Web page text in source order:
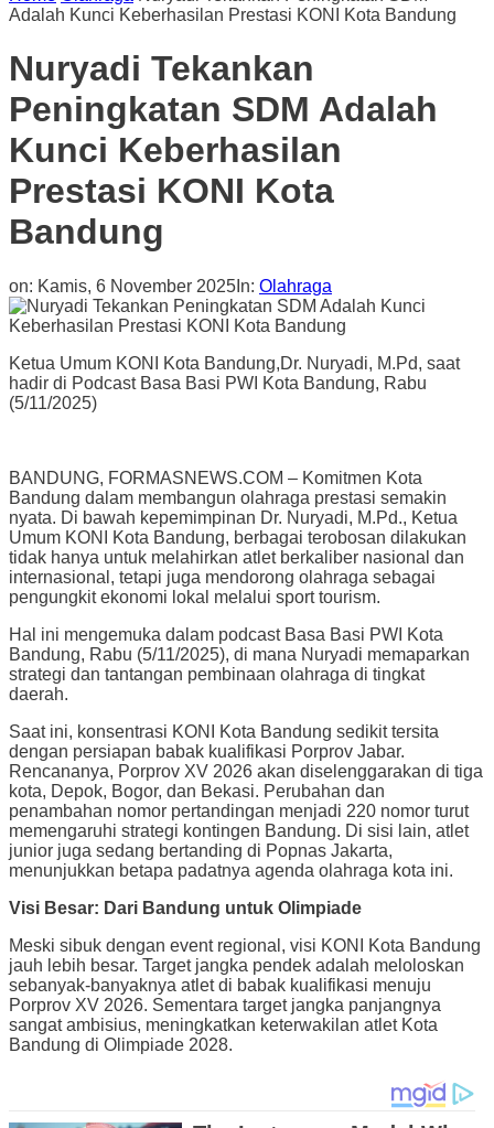
Adalah Kunci Keberhasilan Prestasi KONI Kota Bandung
Nuryadi Tekankan
Peningkatan SDM Adalah
Kunci Keberhasilan
Prestasi KONI Kota
Bandung
on: Kamis, 6 November 2025 In: Olahraga
Ketua Umum KONI Kota Bandung,Dr. Nuryadi, M.Pd, saat
hadir di Podcast Basa Basi PWI Kota Bandung, Rabu
(5/11/2025)
BANDUNG, FORMASNEWS.COM – Komitmen Kota
Bandung dalam membangun olahraga prestasi semakin
nyata. Di bawah kepemimpinan Dr. Nuryadi, M.Pd., Ketua
Umum KONI Kota Bandung, berbagai terobosan dilakukan
tidak hanya untuk melahirkan atlet berkaliber nasional dan
internasional, tetapi juga mendorong olahraga sebagai
pengungkit ekonomi lokal melalui sport tourism.
Hal ini mengemuka dalam podcast Basa Basi PWI Kota
Bandung, Rabu (5/11/2025), di mana Nuryadi memaparkan
strategi dan tantangan pembinaan olahraga di tingkat
daerah.
Saat ini, konsentrasi KONI Kota Bandung sedikit tersita
dengan persiapan babak kualifikasi Porprov Jabar.
Rencananya, Porprov XV 2026 akan diselenggarakan di tiga
kota, Depok, Bogor, dan Bekasi. Perubahan dan
penambahan nomor pertandingan menjadi 220 nomor turut
memengaruhi strategi kontingen Bandung. Di sisi lain, atlet
junior juga sedang bertanding di Popnas Jakarta,
menunjukkan betapa padatnya agenda olahraga kota ini.
Visi Besar: Dari Bandung untuk Olimpiade
Meski sibuk dengan event regional, visi KONI Kota Bandung
jauh lebih besar. Target jangka pendek adalah meloloskan
sebanyak-banyaknya atlet di babak kualifikasi menuju
Porprov XV 2026. Sementara target jangka panjangnya
sangat ambisius, meningkatkan keterwakilan atlet Kota
Bandung di Olimpiade 2028.